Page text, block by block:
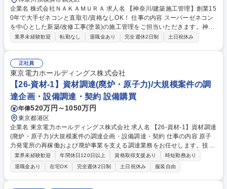
企業名 株式会社ＮＡＫＡＭＵＲＡ 求人名 【神奈川/建築施工管理】創業15
0年で大手ゼネコンと直取引/資格なしOK！ 仕事の内容 スーパーゼネコン
を中心とした新築/改修工事(塗装)の施工管理をご担当いただきます。神奈
川県を中心とした首都圏での、大型再開発・ランドマーク物件の各現場を
毎日担当現場を巡回し、工事の進捗状況の確認や工程・人員の調整、材料
や資材の管理 ■発注者様、元請け会社様、設計事務所様、との打ち合わせ
や見積・書類作成等 募集職種 【神奈川/建築施工管理】創業150年で大手
ゼネコンと直取引/資格なしOK！
業界未経験歓迎 転勤なし 退職金あり 完全週休2日制 土日祝休み
正社員
東京電力ホールディングス株式会社
【26-資材-1】資材調達(廃炉・原子力)/大規模案件の調
達企画・設備調達・契約 設備購買
年俸520万円～1050万円
東京都港区
企業名 東京電力ホールディングス株式会社 求人名 【26-資材-1】資材調達
(廃炉・原子力)/大規模案件の調達企画・設備調達・契約 仕事の内容 原子
力発電所の再稼働および廃炉事業を支える調達業務をお任せします。技術
部門と連携しながら、設備構築やメンテナンスに関する契約を上流から推
進し、品質とコストの最適化を目指します。 ■原子力・廃炉設備に関する
新規発注および保全契約の推進 ■重電・プラント・建設会社などサプライ
ヤの選定と契約価格や条件の交渉 ■工数分析に基づく価格評価、契約条件
業界未経験歓迎 年間休日120日以上 資格取得支援あり
時短勤務あり
退職金あり
在宅OK 完全週休2日制 土日祝休み 服装自由